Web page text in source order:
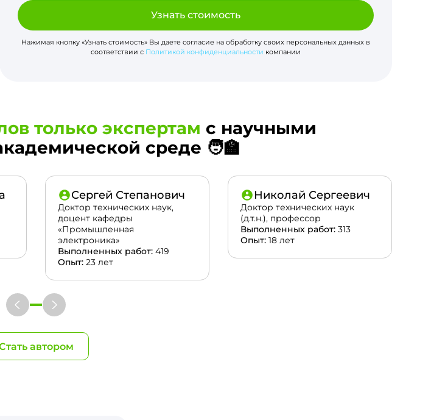
Узнать стоимость
Нажимая кнопку «Узнать стоимость» Вы даете согласие на обработку своих персональных данных в
соответствии с Политикой конфиденциальности компании
только экспертам с научными
среде 🧑‍🏫
Сергей Степанович
Доктор технических наук,
доцент кафедры
«Промышленная
электроника»
Выполненных работ: 419
Опыт: 23 лет
Николай Сергеевич
Доктор технических наук
(д.т.н.), профессор
Выполненных работ: 313
Опыт: 18 лет
автором